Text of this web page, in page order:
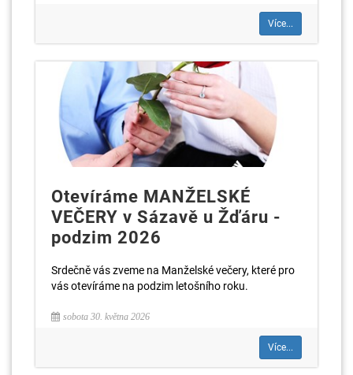
Více...
Otevíráme MANŽELSKÉ
VEČERY v Sázavě u Žďáru -
podzim 2026
Srdečně vás zveme na Manželské večery, které pro
vás otevíráme na podzim letošního roku.
sobota 30. května 2026
Více...